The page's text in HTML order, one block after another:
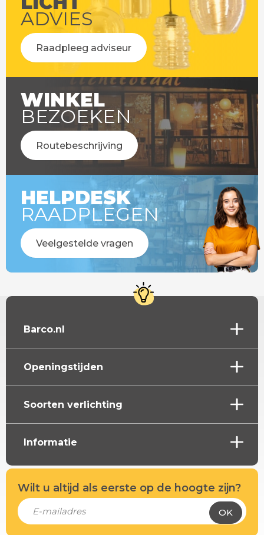
ADVIES
Raadpleeg adviseur
WINKEL
BEZOEKEN
Routebeschrijving
HELPDESK
RAADPLEGEN
Veelgestelde vragen
Barco.nl
Openingstijden
Soorten verlichting
Informatie
Wilt u altijd als eerste op de hoogte zijn?
OK